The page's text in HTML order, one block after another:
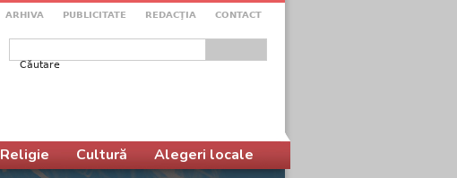
ARHIVA PUBLICITATE REDACŢIA CONTACT
Formular de căutare
Religie Cultură Alegeri locale